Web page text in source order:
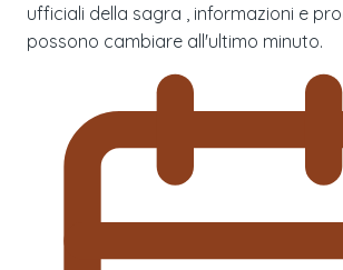
ufficiali della sagra , informazioni e
possono cambiare all'ultimo minuto.